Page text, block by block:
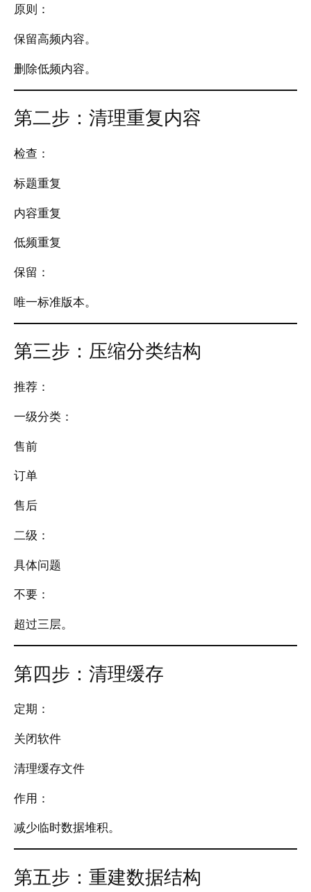
原则：
保留高频内容。
删除低频内容。
第二步：清理重复内容
检查：
标题重复
内容重复
低频重复
保留：
唯一标准版本。
第三步：压缩分类结构
推荐：
一级分类：
售前
订单
售后
二级：
具体问题
不要：
超过三层。
第四步：清理缓存
定期：
关闭软件
清理缓存文件
作用：
减少临时数据堆积。
第五步：重建数据结构